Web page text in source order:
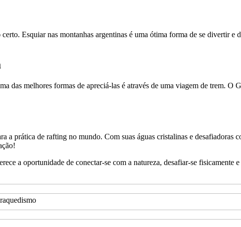
Esquiar nas montanhas argentinas é uma ótima forma de se divertir e
das melhores formas de apreciá-las é através de uma viagem de trem.
a prática de rafting no mundo. Com suas águas cristalinas e desafiadoras
a oportunidade de conectar-se com a natureza, desafiar-se